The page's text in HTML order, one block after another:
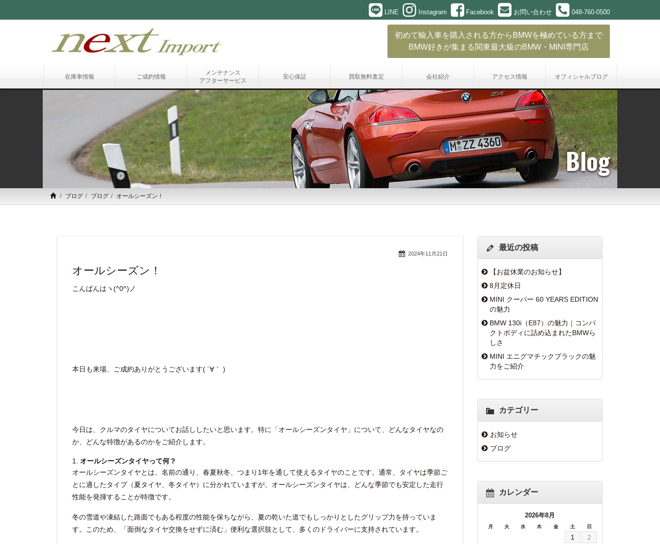
LINE Instagram Facebook お問い合わせ 048-760-0500
初めて輸入車を購入される方からBMWを極めている方まで
BMW好きが集まる関東最大級のBMW・MINI専門店
在庫車情報 ご成約情報
メンテナンス
アフターサービス
安心保証 買取無料査定 会社紹介 アクセス情報 オフィシャルブログ
Blog
ブログ ブログ オールシーズン！
2024年11月21日
オールシーズン！
こんばんはヽ(^0^)ノ
本日も来場、ご成約ありがとうございます( ´∀｀ )
今日は、クルマのタイヤについてお話ししたいと思います。特に「オールシーズンタイヤ」について、どんなタイヤなの
か、どんな特徴があるのかをご紹介します。
1. オールシーズンタイヤって何？
オールシーズンタイヤとは、名前の通り、春夏秋冬、つまり1年を通して使えるタイヤのことです。通常、タイヤは季節ご
とに適したタイプ（夏タイヤ、冬タイヤ）に分かれていますが、オールシーズンタイヤは、どんな季節でも安定した走行
性能を発揮することが特徴です。
冬の雪道や凍結した路面でもある程度の性能を保ちながら、夏の乾いた道でもしっかりとしたグリップ力を持っていま
す。このため、「面倒なタイヤ交換をせずに済む」便利な選択肢として、多くのドライバーに支持されています。
最近の投稿
【お盆休業のお知らせ】
8月定休日
MINI クーパー 60 YEARS EDITION
の魅力
BMW 130i（E87）の魅力｜コンパ
クトボディに詰め込まれたBMWら
しさ
MINI エニグマチックブラックの魅
力をご紹介
カテゴリー
お知らせ
ブログ
カレンダー
2026年8月
月 火 水 木 金 土 日
1
2